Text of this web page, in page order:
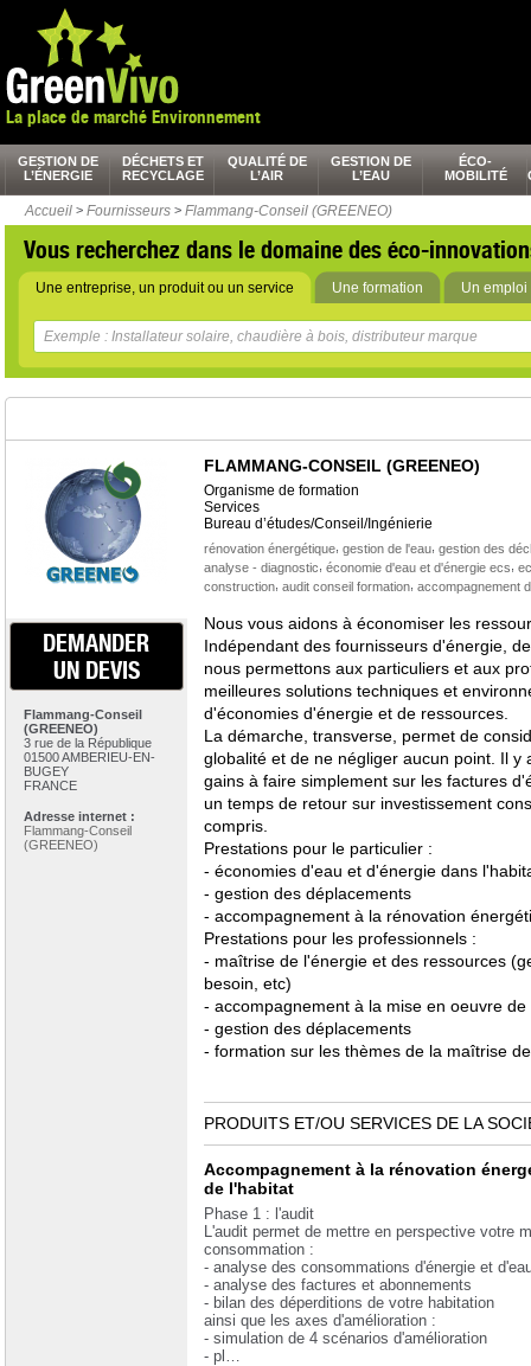
La place de marché Environnement
GESTION DE
L’ÉNERGIE
DÉCHETS ET
RECYCLAGE
QUALITÉ DE
L’AIR
GESTION DE
L’EAU
ÉCO-
MOBILITÉ
Accueil > Fournisseurs > Flammang-Conseil (GREENEO)
Vous recherchez dans le domaine des éco-
Une entreprise, un produit ou un service Une formation Un emploi
DEMANDER
UN DEVIS
Flammang-Conseil
(GREENEO)
3 rue de la République
01500 AMBERIEU-EN-
BUGEY
FRANCE
Adresse internet :
Flammang-Conseil
(GREENEO)
FLAMMANG-CONSEIL (GREENEO)
Organisme de formation
Services
Bureau d’études/Conseil/Ingénierie
rénovation énergétique, gestion de l'eau, gestion des
analyse - diagnostic économie d'eau et d'énergie ecs
construction, audit conseil formation, accompagnement
Nous vous aidons à économiser les
Indépendant des fournisseurs d'énergie,
nous permettons aux particuliers et aux
meilleures solutions techniques et
d'économies d'énergie et de ressources.
La démarche, transverse, permet de
globalité et de ne négliger aucun point. Il y
gains à faire simplement sur les factures
un temps de retour sur investissement
compris.
Prestations pour le particulier :
- économies d'eau et d'énergie dans
- gestion des déplacements
- accompagnement à la rénovation
Prestations pour les professionnels :
- maîtrise de l'énergie et des ressources
besoin, etc)
- accompagnement à la mise en oeuvre de
- gestion des déplacements
- formation sur les thèmes de la maîtrise
PRODUITS ET/OU SERVICES DE LA
Accompagnement à la rénovation
de l'habitat
Phase 1 : l'audit
L'audit permet de mettre en perspective votre
consommation :
- analyse des consommations d'énergie et
- analyse des factures et abonnements
- bilan des déperditions de votre habitation
ainsi que les axes d'amélioration :
- simulation de 4 scénarios d'amélioration
- pl…